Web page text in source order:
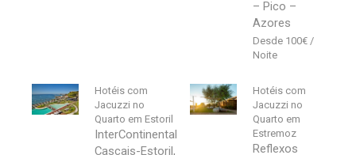
– Pico –
Azores
100€
Hotéis com
Jacuzzi no
Quarto em Estoril
InterContinental
Cascais-Estoril,
Hotéis com
Jacuzzi no
Quarto em
Estremoz
Reflexos